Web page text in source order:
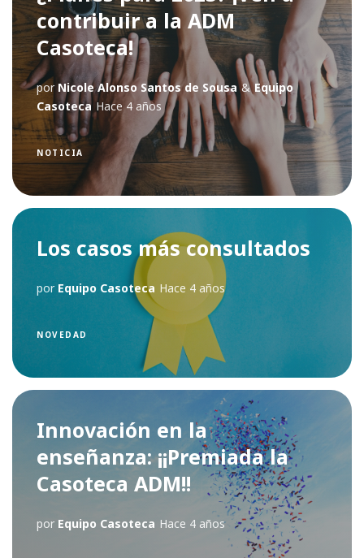
contribuir a la ADM
Casoteca!
porNicole Alonso Santos de Sousa & Equipo
Casoteca Hace 4 años
NOTICIA
Los casos más consultados
por Equipo Casoteca Hace 4 años
NOVEDAD
Innovación en la
enseñanza: ¡¡Premiada la
Casoteca ADM!!
por Equipo Casoteca Hace 4 años